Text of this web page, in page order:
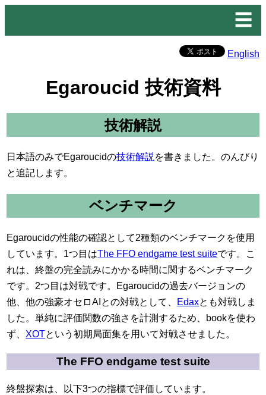
☰
English
Egaroucid 技術資料
技術解説
日本語のみでEgaroucidの技術解説 を書きました。のんびり
と追記します。
ベンチマーク
Egaroucidの性能の確認として2種類のベンチマークを使用
しています。1つ目はThe FFO endgame test suiteです。こ
れは、終盤の完全読みにかかる時間に関するベンチマーク
です。2つ目は対戦です。Egaroucidの過去バージョンの
他、他の強豪オセロAIとの対戦として、
Edaxとも対戦しま
した。単純に評価関数の強さを計測するため、bookを使わ
ず、 XOTという初期局面集を用いて対戦させました。
The FFO endgame test suite
終盤探索は、以下3つの指標で評価しています。